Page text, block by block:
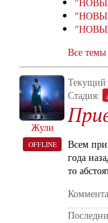
Все темы
Жули
OFFLINE
Текущий
Стадия:
Всем
года
то